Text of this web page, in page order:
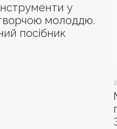
у
молоддю.
посібник